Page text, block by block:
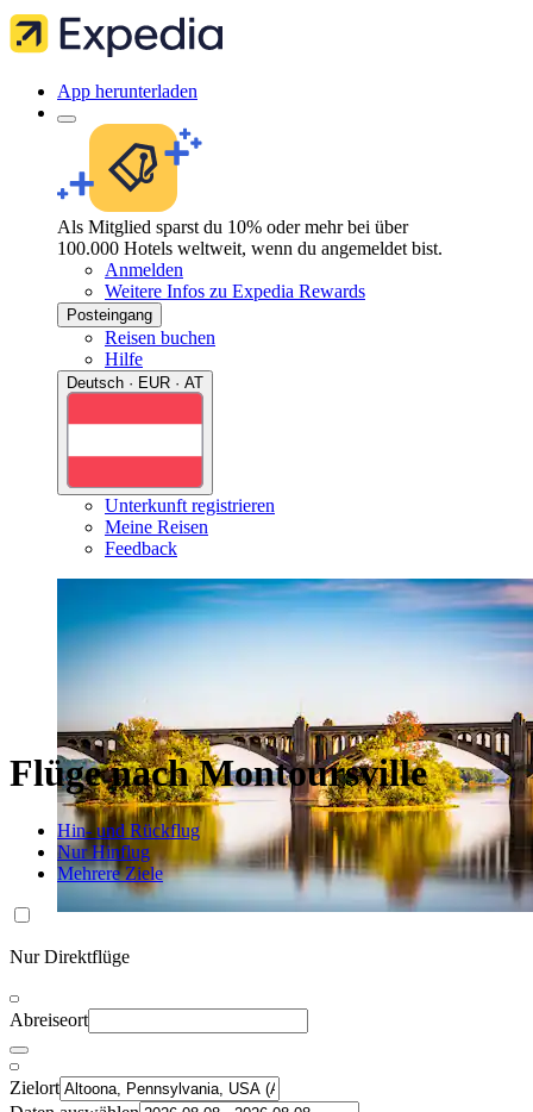
App herunterladen
Als Mitglied sparst du 10% oder mehr bei über
100.000 Hotels weltweit, wenn du angemeldet bist.
Anmelden
Weitere Infos zu Expedia Rewards
Posteingang
Reisen buchen
Hilfe
Deutsch · EUR · AT
Unterkunft registrieren
Meine Reisen
Feedback
Flüge nach Montoursville
Hin- und Rückflug
Nur Hinflug
Mehrere Ziele
Nur Direktflüge
Abreiseort
Zielort